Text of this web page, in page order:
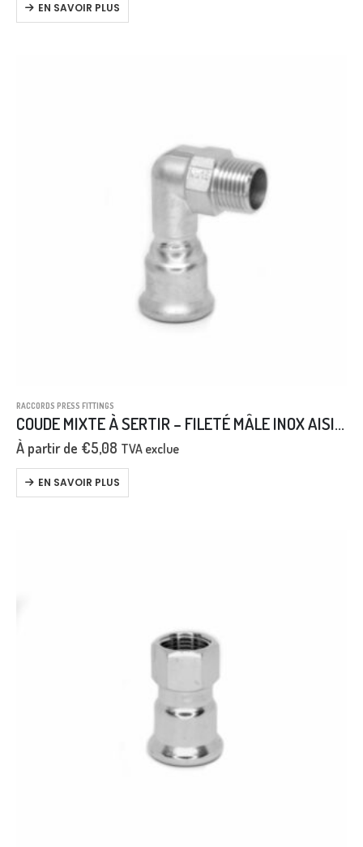
EN SAVOIR PLUS
RACCORDS PRESS FITTINGS
COUDE MIXTE À SERTIR – FILETÉ MÂLE INOX AISI 316L
À partir de €5,08 TVA exclue
EN SAVOIR PLUS